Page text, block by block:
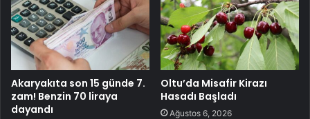
Akaryakıta son 15 günde 7.
zam! Benzin 70 liraya
dayandı
Oltu’da Misafir Kirazı
Hasadı Başladı
Ağustos 6, 2026